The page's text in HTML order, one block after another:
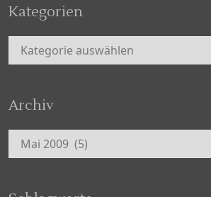
Kategorien
Kategorien
Archiv
Archiv